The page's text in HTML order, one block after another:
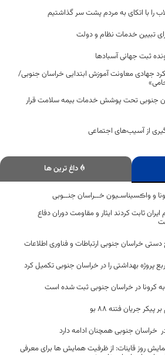
را با اتکای به مردم پشت سر گذاشتیم
تبیین خدمات نظام و دولت
ثبت جهانی آسبادها
جهادی معاونت آموزش ابتدایی خراسان جنوبی/
جنوبی تحت پوشش خدمات بیمه سلامت قرار
از آسیب‌های اجتماعی
داغ ترین ها
و واڪسیناسـیون خــراسان جنــوبی
مردم ایران ثابت کردند ایثار و مقاومت دوران دفاع
خراسان جنوبی ارتباطات و فناوری اطلاعات
کرونا در خراسان جنوبی ثبت شده است
جنوبی همچنان ادامه دارد
روز قاینات: از ظرفیت همایش ها برای معرفی